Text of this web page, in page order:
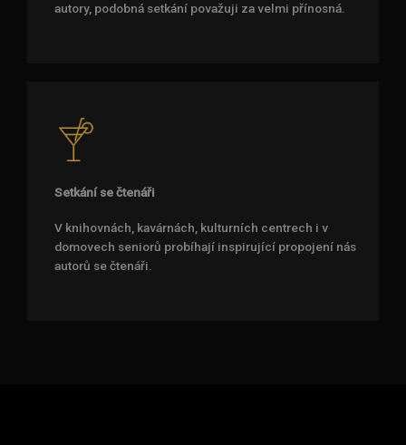
autory, podobná setkání považuji za velmi přínosná.
Setkání se čtenáři
V knihovnách, kavárnách, kulturních centrech i v
domovech seniorů probíhají inspirující propojení nás
autorů se čtenáři.